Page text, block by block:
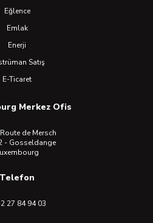
Eğlence
Emlak
Enerji
Satış
E-Ticaret
Merkez Ofis
de Mersch
- Gosseldange
Telefon
27 84 94 03